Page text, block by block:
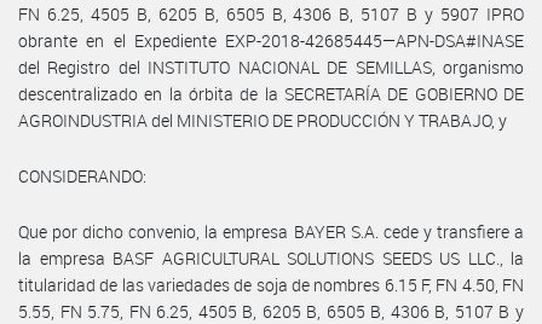
FN 6.25, 4505 B, 6205 B, 6505 B, 4306 B, 5107 B y 5907 IPRO
obrante en el Expediente EXP-2018-42685445—APN-DSA#INASE
del Registro del INSTITUTO NACIONAL DE SEMILLAS, organismo
descentralizado en la órbita de la SECRETARÍA DE GOBIERNO DE
AGROINDUSTRIA del MINISTERIO DE PRODUCCIÓN Y TRABAJO, y
CONSIDERANDO:
Que por dicho convenio, la empresa BAYER S.A. cede y transfiere a
la empresa BASF AGRICULTURAL SOLUTIONS SEEDS US LLC., la
titularidad de las variedades de soja de nombres 6.15 F, FN 4.50, FN
5.55, FN 5.75, FN 6.25, 4505 B, 6205 B, 6505 B, 4306 B, 5107 B y